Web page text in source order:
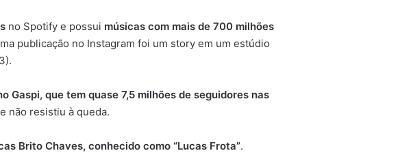
no Spotify e possui músicas com mais de 700 milhões
publicação no Instagram foi um story em um estúdio
Gaspi, que tem quase 7,5 milhões de seguidores nas
não resistiu à queda.
Brito Chaves, conhecido como “Lucas Frota”.